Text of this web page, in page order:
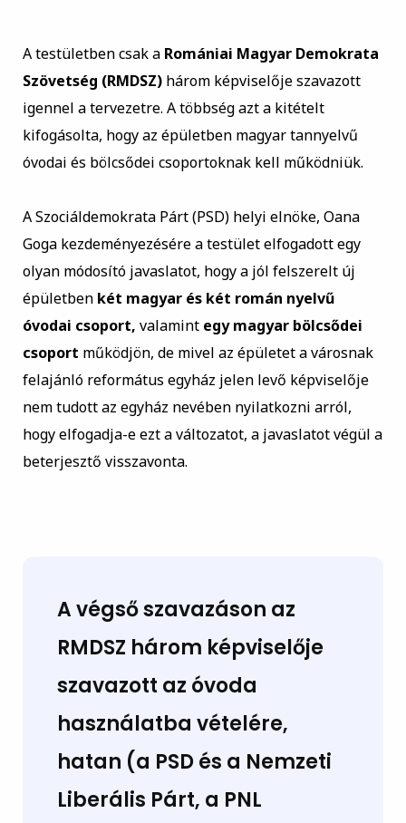
A testületben csak a Romániai Magyar Demokrata
Szövetség (RMDSZ)három képviselője szavazott
igennel a tervezetre. A többség azt a kitételt
kifogásolta, hogy az épületben magyar tannyelvű
óvodai és bölcsődei csoportoknak kell működniük.
A Szociáldemokrata Párt (PSD) helyi elnöke, Oana
Goga kezdeményezésére a testület elfogadott egy
olyan módosító javaslatot, hogy a jól felszerelt új
épületben két magyar és két román nyelvű
óvodai csoport, valamint egy magyar bölcsődei
csoport működjön, de mivel az épületet a városnak
felajánló református egyház jelen levő képviselője
nem tudott az egyház nevében nyilatkozni arról,
hogy elfogadja-e ezt a változatot, a javaslatot végül a
beterjesztő visszavonta.
A végső szavazáson az
RMDSZ három képviselője
szavazott az óvoda
használatba vételére,
hatan (a PSD és a Nemzeti
Liberális Párt, a PNL